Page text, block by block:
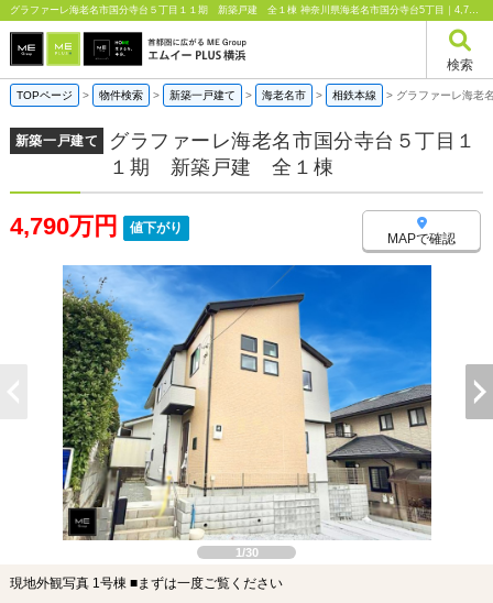
グラファーレ海老名市国分寺台５丁目１１期 新築戸建 全１棟 神奈川県海老名市国分寺台5丁目｜4,790万円の新築一戸建て｜エムイーPLUS横浜
検索
TOPページ > 物件検索 > 新築一戸建て > 海老名市 > 相鉄本線 > グラファーレ海
新築一戸建て
グラファーレ海老名市国分寺台５丁目１
１期 新築戸建 全１棟
4,790万円 値下がり
MAPで確認
1/30
現地外観写真 1号棟 ■まずは一度ご覧ください